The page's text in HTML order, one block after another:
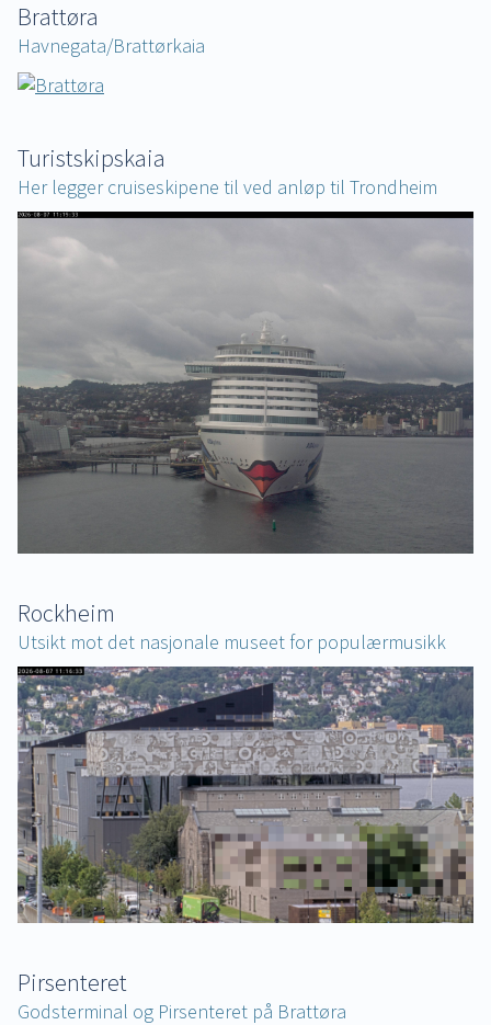
Brattøra
Havnegata/Brattørkaia
Turistskipskaia
Her legger cruiseskipene til ved anløp til Trondheim
Rockheim
Utsikt mot det nasjonale museet for populærmusikk
Pirsenteret
Godsterminal og Pirsenteret på Brattøra